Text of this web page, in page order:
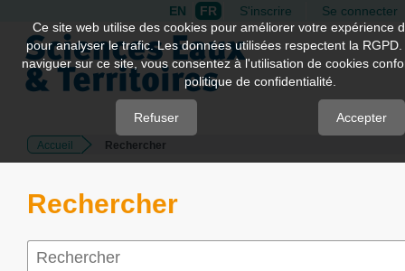
Quick
jump
page
Main
Content
EN FR S'inscrire Se connecter
Accueil Rechercher
Rechercher
Ce site web utilise des cookies pour améliorer votre expérience
pour analyser le trafic. Les données utilisées respectent la
naviguer sur ce site, vous consentez à l'utilisation de cookies
politique de confidentialité.
Refuser Accepter